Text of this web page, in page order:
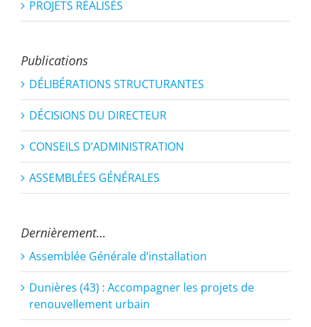
PROJETS RÉALISÉS
Publications
DÉLIBÉRATIONS STRUCTURANTES
DÉCISIONS DU DIRECTEUR
CONSEILS D’ADMINISTRATION
ASSEMBLÉES GÉNÉRALES
Dernièrement…
Assemblée Générale d’installation
Dunières (43) : Accompagner les projets de
renouvellement urbain